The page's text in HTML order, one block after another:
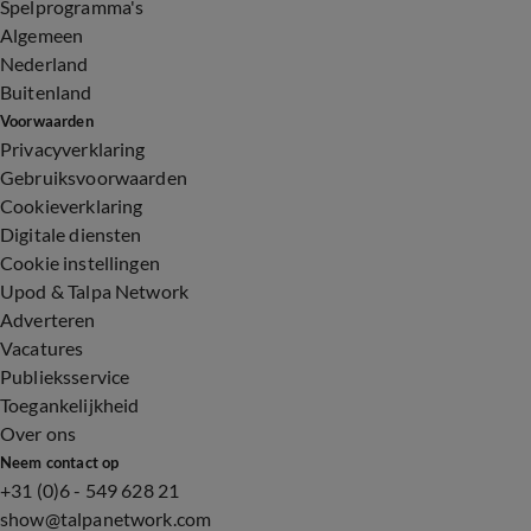
Spelprogramma's
Algemeen
Nederland
Buitenland
Voorwaarden
Privacyverklaring
Gebruiksvoorwaarden
Cookieverklaring
Digitale diensten
Cookie instellingen
Upod & Talpa Network
Adverteren
Vacatures
Publieksservice
Toegankelijkheid
Over ons
Neem contact op
+31 (0)6 - 549 628 21
show@talpanetwork.com